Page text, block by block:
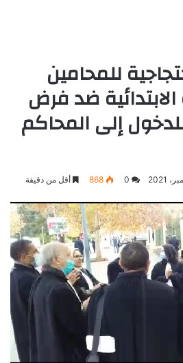
للمحامين
ضد فرض
إلى المحاكم
0
868 أقل من دقيقة